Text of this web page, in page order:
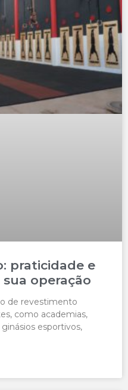
praticidade e
operação
de revestimento
como academias,
esportivos,